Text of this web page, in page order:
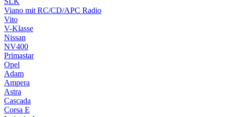
Viano mit RC/CD/APC Radio
Vito
V-Klasse
Nissan
NV400
Primastar
Opel
Adam
Ampera
Astra
Cascada
Corsa E